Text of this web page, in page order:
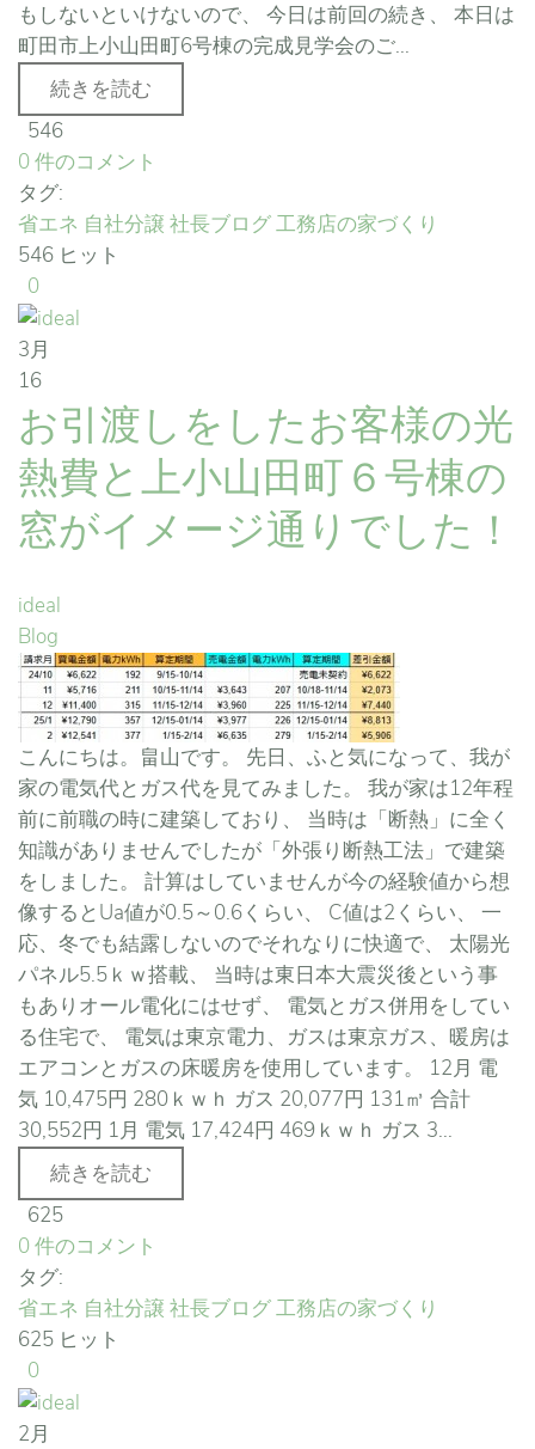
もしないといけないので、 今日は前回の続き、 本日は
町田市上小山田町6号棟の完成見学会のご...
続きを読む
546
0 件のコメント
タグ:
省エネ 自社分譲 社長ブログ工務店の家づくり
546 ヒット
0
3月
16
お引渡しをしたお客様の光
熱費と上小山田町６号棟の
窓がイメージ通りでした！
ideal
Blog
こんにちは。畠山です。 先日、ふと気になって、我が
家の電気代とガス代を見てみました。 我が家は12年程
前に前職の時に建築しており、 当時は「断熱」に全く
知識がありませんでしたが「外張り断熱工法」で建築
をしました。 計算はしていませんが今の経験値から想
像するとUa値が0.5～0.6くらい、 C値は2くらい、 一
応、冬でも結露しないのでそれなりに快適で、 太陽光
パネル5.5ｋｗ搭載、 当時は東日本大震災後という事
もありオール電化にはせず、 電気とガス併用をしてい
る住宅で、 電気は東京電力、ガスは東京ガス、暖房は
エアコンとガスの床暖房を使用しています。 12月 電
気 10,475円 280ｋｗｈ ガス 20,077円 131㎥ 合計
30,552円 1月 電気 17,424円 469ｋｗｈ ガス 3...
続きを読む
625
0 件のコメント
タグ:
省エネ 自社分譲 社長ブログ工務店の家づくり
625 ヒット
0
2月